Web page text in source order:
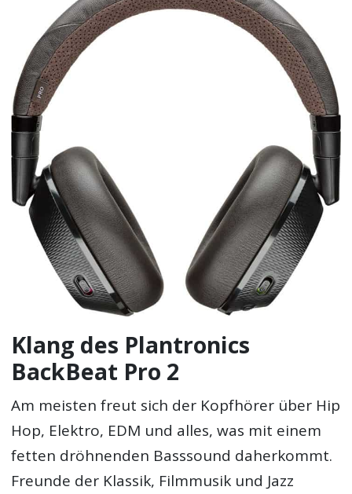
Klang des Plantronics
BackBeat Pro 2
Am meisten freut sich der Kopfhörer über Hip
Hop, Elektro, EDM und alles, was mit einem
fetten dröhnenden Basssound daherkommt.
Freunde der Klassik, Filmmusik und Jazz